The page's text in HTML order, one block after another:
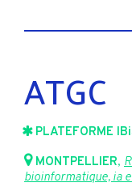
ATGC
PLATEFORME
MONTPELLIER,
bioinformatique, ia